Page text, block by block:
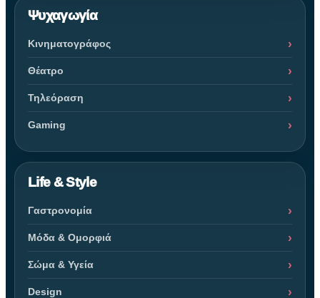
Ψυχαγωγία
Κινηματογράφος
Θέατρο
Τηλεόραση
Gaming
Life & Style
Γαστρονομία
Μόδα & Ομορφιά
Σώμα & Υγεία
Design